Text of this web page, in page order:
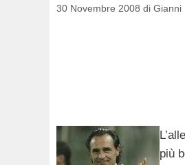
30 Novembre 2008 di Gianni
più